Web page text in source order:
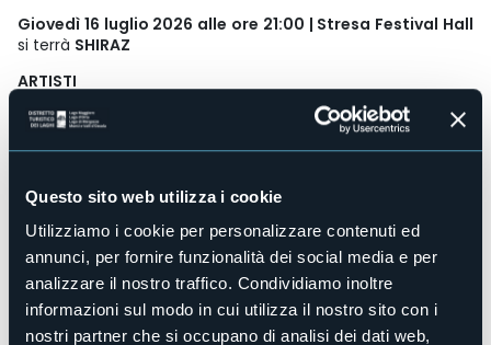
Questo sito web utilizza i cookie
Utilizziamo i cookie per personalizzare contenuti ed
annunci, per fornire funzionalità dei social media e per
analizzare il nostro traffico. Condividiamo inoltre
informazioni sul modo in cui utilizza il nostro sito con i
nostri partner che si occupano di analisi dei dati web,
Giovedì 16 luglio 2026 alle ore 21:00 | Stresa Festival Hall
si terrà SHIRAZ
ARTISTI
Daniel García Diego, pianoforte
Dhafer Youssef è ampiamente considerato una delle voci
musicali più distintive del nostro tempo; la sua arte
trascende confini, lingue e generi. Già da bambino, nella
sua nativa Tunisia, ha conosciuto la tradizione sufi della
musica islamica. Gran parte di essa riguardava l’amore,
una comprensione mistica dell’esistenza umana e la